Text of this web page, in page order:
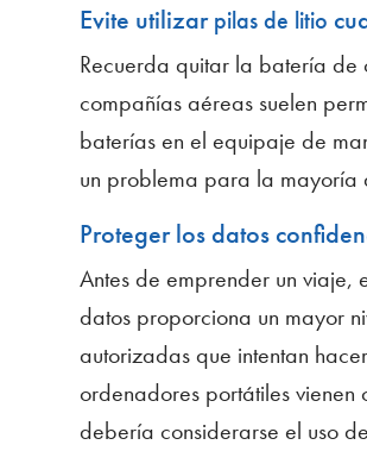
Evite utilizarpilas de litio
Recuerda quitar la batería de
compañías aéreas suelen
baterías en el equipaje de
un problema para la mayoría
Proteger los datos
Antes de emprender un viaje,
datos proporciona un mayor
autorizadas que intentan
ordenadores portátiles
debería considerarse el uso